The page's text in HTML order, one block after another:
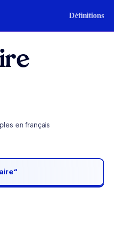
Définitions
en français